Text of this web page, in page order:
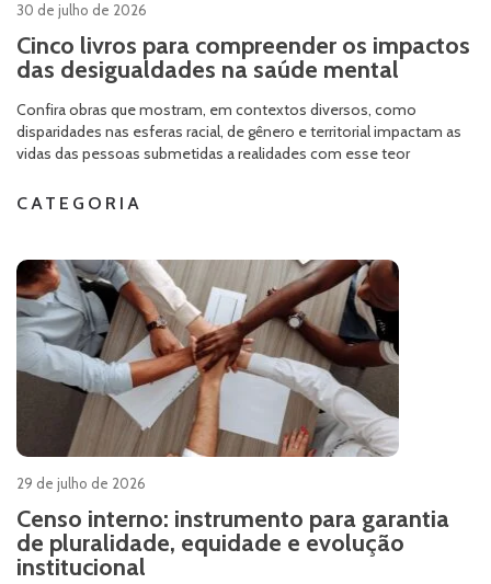
30 de julho de 2026
Cinco livros para compreender os impactos
das desigualdades na saúde mental
Confira obras que mostram, em contextos diversos, como
disparidades nas esferas racial, de gênero e territorial impactam as
vidas das pessoas submetidas a realidades com esse teor
CATEGORIA
29 de julho de 2026
Censo interno: instrumento para garantia
de pluralidade, equidade e evolução
institucional